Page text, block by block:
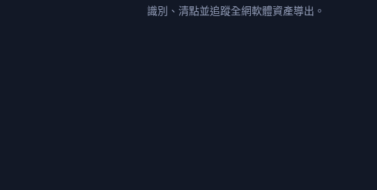
加拿大Corel公司的平面設計軟體
識別、清點並追蹤全網軟體資產導出。